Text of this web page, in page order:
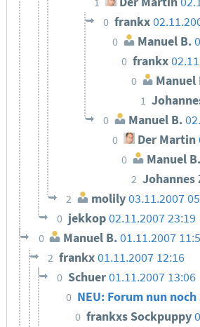
0 frankx
0 Manuel B.
0 frankx
0 Manuel
1
0 Manuel B.
0 Der Martin
0 Manuel B.
2 Johannes
2 molily03.11.2007
0 jekkop02.11.2007 23:19
0 Manuel B.01.11.2007
2 frankx01.11.2007 12:16
0 Schuer01.11.2007 13:06
0 NEU: Forum nun
0 frankxs Sockpuppy